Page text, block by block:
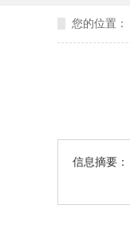
您的位置：
信息摘要：